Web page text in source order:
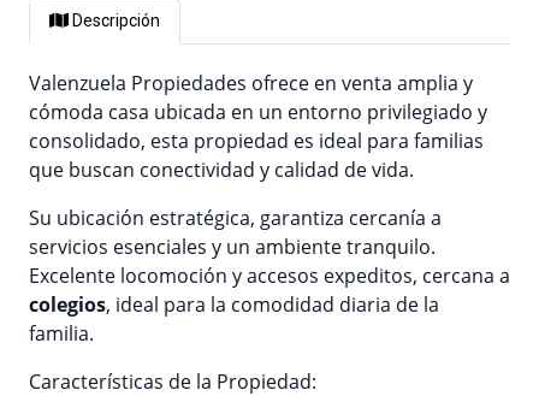
Descripción
Valenzuela Propiedades ofrece en venta amplia y
cómoda casa ubicada en un entorno privilegiado y
consolidado, esta propiedad es ideal para familias
que buscan conectividad y calidad de vida.
Su ubicación estratégica, garantiza cercanía a
servicios esenciales y un ambiente tranquilo.
Excelente locomoción y accesos expeditos, cercana a
colegios, ideal para la comodidad diaria de la
familia.
Características de la Propiedad: